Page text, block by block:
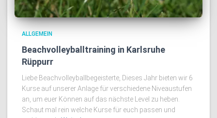
ALLGEMEIN
Beachvolleyballtraining in Karlsruhe
Rüppurr
Liebe Beachvolleyballbegeisterte, Dieses Jahr bieten wir 6
Kurse auf unserer Anlage für verschiedene Niveaustufen
an, um euer Können auf das nächste Level zu heben.
Schaut mal rein welche Kurse für euch passen und